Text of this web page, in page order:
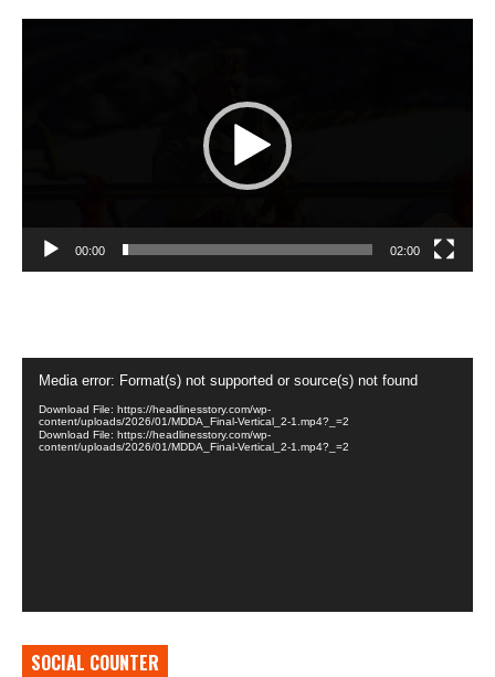
00:00 02:00
Player
Media error: Format(s) not supported or source(s) not found
Download File: https://headlinesstory.com/wp-
content/uploads/2026/01/MDDA_Final-Vertical_2-1.mp4?_=2
Download File: https://headlinesstory.com/wp-
content/uploads/2026/01/MDDA_Final-Vertical_2-1.mp4?_=2
SOCIAL COUNTER